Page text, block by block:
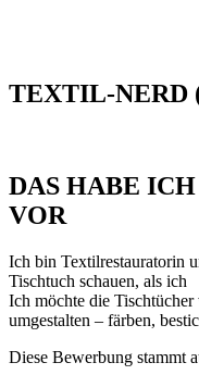
TEXTIL-NERD
DAS HABE
VOR
Ich bin Textilrestauratorin
Tischtuch schauen, als ich
Ich möchte die
umgestalten – färben,
Diese Bewerbung stammt